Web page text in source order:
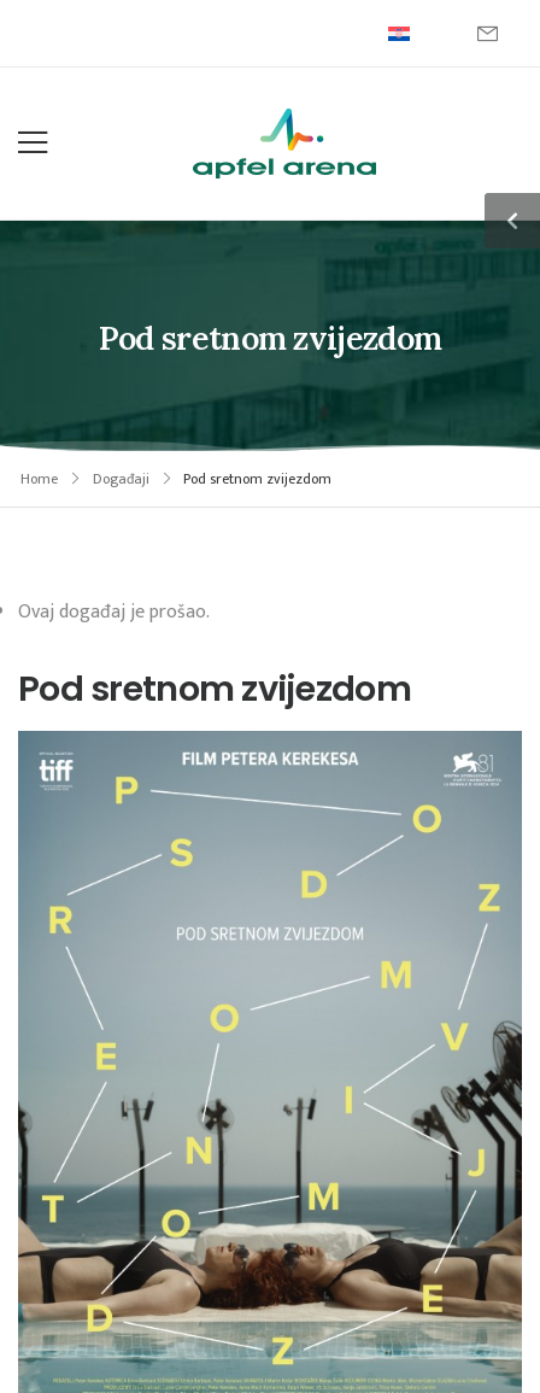
Pod sretnom zvijezdom
Home Događaji Pod sretnom zvijezdom
Ovaj događaj je prošao.
Pod sretnom zvijezdom